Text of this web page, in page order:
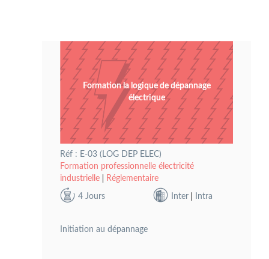
Formation la logique de dépannage
électrique
Réf : E-03 (LOG DEP ELEC)
Formation professionnelle électricité
industrielle
Réglementaire
4 Jours Inter Intra
Initiation au dépannage